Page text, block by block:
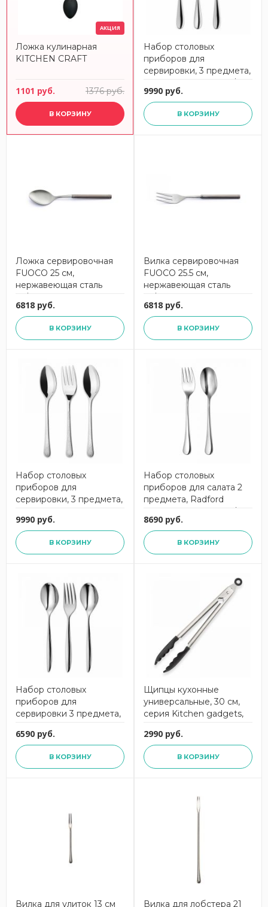
АКЦИЯ
Ложка кулинарная
KITCHEN CRAFT
1101 руб. 1376 руб.
В КОРЗИНУ
Набор столовых
приборов для
сервировки, 3 предмета,
Arden, ARDBR1088V/3,
ROBERT WELCH
9990 руб.
В КОРЗИНУ
Ложка сервировочная
FUOCO 25 см,
нержавеющая сталь
18/10 EME
6818 руб.
В КОРЗИНУ
Вилка сервировочная
FUOCO 25.5 см,
нержавеющая сталь
18/10 EME
6818 руб.
В КОРЗИНУ
Набор столовых
приборов для
сервировки, 3 предмета,
SKYBR1088V/3, ROBERT
WELCH
9990 руб.
В КОРЗИНУ
Набор столовых
приборов для салата 2
предмета, Radford
Bright, RADBR1089V/2,
ROBERT WELCH
8690 руб.
В КОРЗИНУ
Набор столовых
приборов для
сервировки 3 предмета,
HIDBR1088V/3, ROBERT
WELCH
6590 руб.
В КОРЗИНУ
Щипцы кухонные
универсальные, 30 см,
серия Kitchen gadgets,
2990 руб.
В КОРЗИНУ
Вилка для улиток 13 см Вилка для лобстера 21